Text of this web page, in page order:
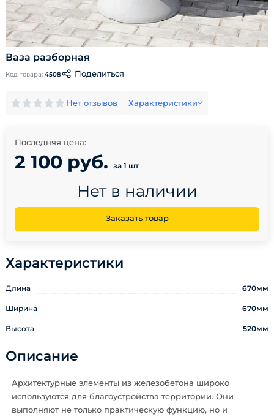
Ваза разборная
Код товара: 4508 Поделиться
Нет отзывов Характеристики
Последняя цена:
2 100 руб. за 1 шт
Нет в наличии
Заказать товар
Характеристики
Длина 670мм
Ширина 670мм
Высота 520мм
Описание
Архитектурные элементы из железобетона широко
используются для благоустройства территории. Они
выполняют не только практическую функцию, но и